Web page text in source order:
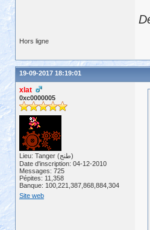
Hors ligne
19-09-2017 18:19:01
xlat
0xc0000005
Lieu: Tanger (طنج)
Date d'inscription: 04-12-2010
Messages: 725
Pépites: 11,358
Banque: 100,221,387,868,884,304
Site web